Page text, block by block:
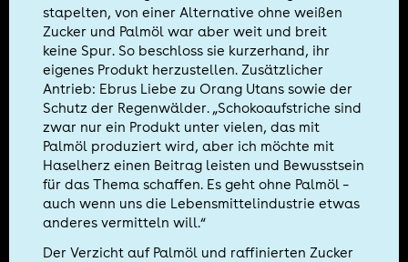
stapelten, von einer Alternative ohne weißen
Zucker und Palmöl war aber weit und breit
keine Spur. So beschloss sie kurzerhand, ihr
eigenes Produkt herzustellen. Zusätzlicher
Antrieb: Ebrus Liebe zu Orang Utans sowie der
Schutz der Regenwälder. „Schokoaufstriche sind
zwar nur ein Produkt unter vielen, das mit
Palmöl produziert wird, aber ich möchte mit
Haselherz einen Beitrag leisten und Bewusstsein
für das Thema schaffen. Es geht ohne Palmöl –
auch wenn uns die Lebensmittelindustrie etwas
anderes vermitteln will.“
Der Verzicht auf Palmöl und raffinierten Zucker